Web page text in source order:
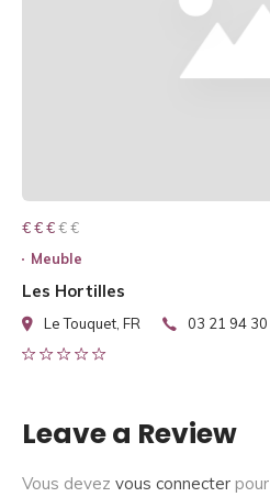
€ € € € €
€ € €
Meuble
Les Hortilles
Le Touquet, FR 03 21 94 30
Leave a Review
Vous devez vous connecter